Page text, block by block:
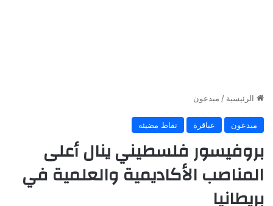
الرئيسية / مبدعون
مبدعون عباقرة نقاط مضيئه
بروفيسور فلسطيني ينال أعلى
المناصب الأكاديمية والعلمية في
بريطانيا